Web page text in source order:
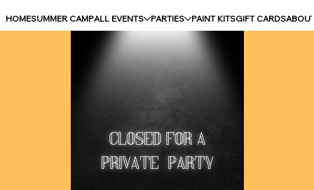
HOMESUMMER CAMPALL EVENTS PARTIES PAINT KITSGIFT CARDS